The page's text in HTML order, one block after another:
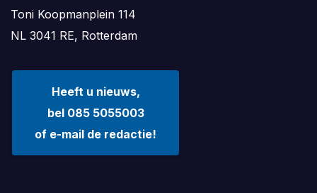
Toni Koopmanplein 114
NL 3041 RE, Rotterdam
Heeft u nieuws,
bel 085 5055003
of e-mail de redactie!